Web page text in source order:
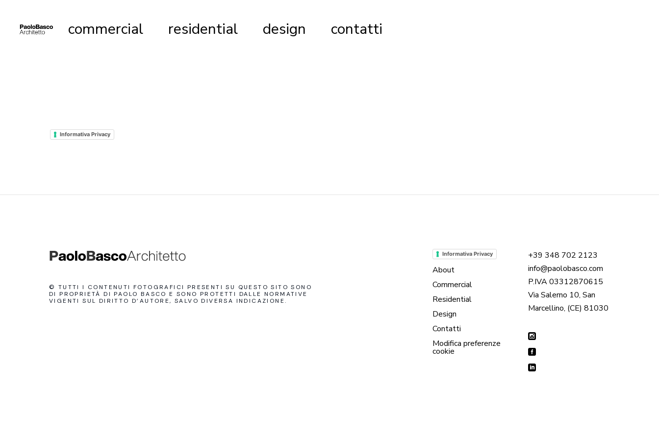
commercial residential design contatti
Informativa Privacy
© TUTTI I CONTENUTI FOTOGRAFICI PRESENTI SU QUESTO SITO SONO
DI PROPRIETÀ DI PAOLO BASCO E SONO PROTETTI DALLE NORMATIVE
VIGENTI SUL DIRITTO D’AUTORE, SALVO DIVERSA INDICAZIONE.
Informativa Privacy
About
Commercial
Residential
Design
Contatti
Modifica preferenze
cookie
+39 348 702 2123
info@paolobasco.com
P.IVA 03312870615
Via Salerno 10, San
Marcellino, (CE) 81030